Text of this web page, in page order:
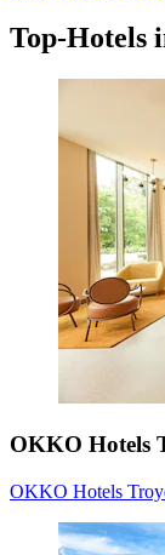
Top-Hotels
OKKO Hotels
OKKO Hotels